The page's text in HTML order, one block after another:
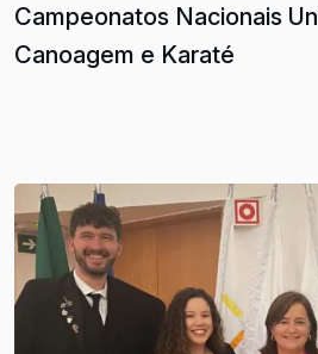
Campeonatos Nacionais
Canoagem e Karaté